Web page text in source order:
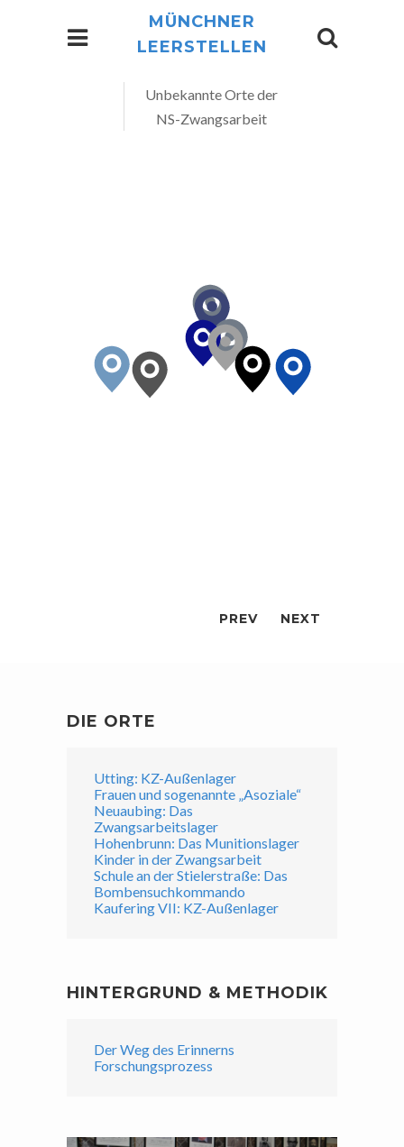
MÜNCHNER
LEERSTELLEN
Unbekannte Orte der
NS-Zwangsarbeit
PREV NEXT
DIE ORTE
Utting: KZ-Außenlager
Frauen und sogenannte „Asoziale“
Neuaubing: Das
Zwangsarbeitslager
Hohenbrunn: Das Munitionslager
Kinder in der Zwangsarbeit
Schule an der Stielerstraße: Das
Bombensuchkommando
Kaufering VII: KZ-Außenlager
HINTERGRUND & METHODIK
Der Weg des Erinnerns
Forschungsprozess